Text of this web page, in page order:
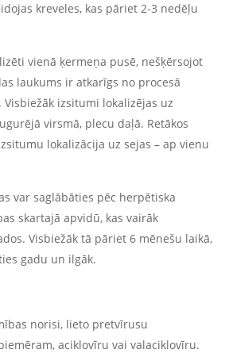
kreveles, kas pāriet 2-3 nedēļu
vienā ķermeņa pusē, nešķērsojot
laukums ir atkarīgs no procesā
izsitumi lokalizējas uz
virsmā, plecu daļā. Retākos
lokalizācija uz sejas – ap vienu
var saglābāties pēc herpētiska
skartajā apvidū, kas vairāk
Visbiežāk tā pāriet 6 mēnešu laikā,
gadu un ilgāk.
norisi, lieto pretvīrusu
aciklovīru vai valaciklovīru.